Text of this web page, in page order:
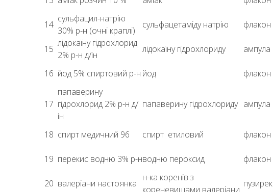
14
сульфацил-натрію
30% р-н (очні краплі)
сульфацетаміду натрію флакон
15
лідокаїну гідрохлорид
2% р-н д/ін
лідокаїну гідрохлориду ампула
16 йод 5% спиртовий р-н йод флакон
17
папаверину
гідрохлорид 2% р-н д/
ін
папаверину гідрохлориду ампула
18 спирт медичний 96 спирт етиловий флакон
19 перекис водню 3% р-нводню пероксид флакон
20 валеріани настоянка
н-ка коренів з
кореневищами валеріани
пузирек